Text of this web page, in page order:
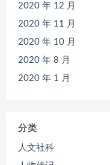
2020 年 12 月
2020 年 11 月
2020 年 10 月
2020 年 8 月
2020 年 1 月
分类
人文社科